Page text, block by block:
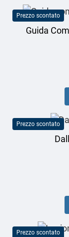
Prezzo scontato
Guida
Prezzo scontato
Prezzo scontato